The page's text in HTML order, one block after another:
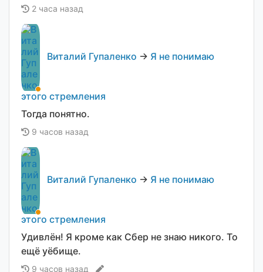
2 часа назад
Виталий Гупаленко → Я не понимаю
этого стремления
Тогда понятно.
9 часов назад
Виталий Гупаленко → Я не понимаю
этого стремления
Удивлён! Я кроме как Сбер не знаю никого. То
ещё уёбище.
9 часов назад